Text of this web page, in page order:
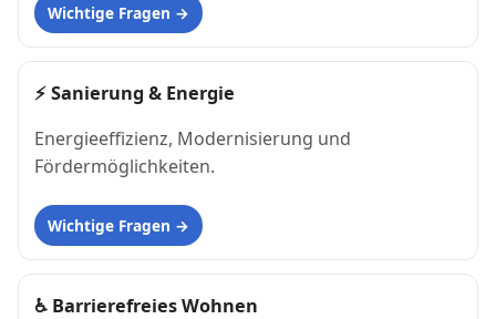
Wichtige Fragen
⚡Sanierung & Energie
Energieeffizienz, Modernisierung und
Fördermöglichkeiten.
Wichtige Fragen
♿ Barrierefreies Wohnen